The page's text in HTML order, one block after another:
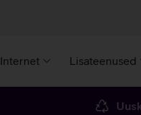
Internet Lisateenused